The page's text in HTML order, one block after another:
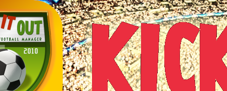
Inhalt
springen
Kick it
Multiplayer Football Manager